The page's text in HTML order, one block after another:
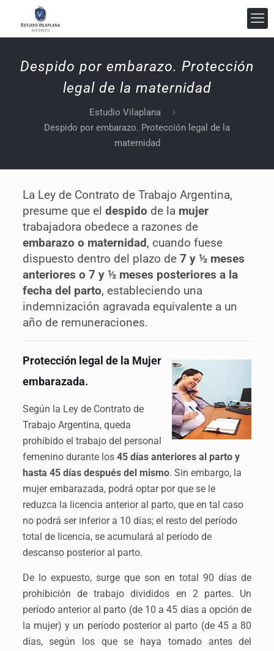
Despido por embarazo. Protección
legal de la maternidad
Estudio Vilaplana
Despido por embarazo. Protección legal de la
maternidad
La Ley de Contrato de Trabajo Argentina,
presume que el despido de la mujer
trabajadora obedece a razones de
embarazo o maternidad, cuando fuese
dispuesto dentro del plazo de 7 y ½ meses
anteriores o 7 y ½ meses posteriores a la
fecha del parto, estableciendo una
indemnización agravada equivalente a un
año de remuneraciones.
Protección legal de la Mujer
embarazada.
Según la Ley de Contrato de
Trabajo Argentina, queda
prohibido el trabajo del personal
femenino durante los 45 días anteriores al parto y
hasta 45 días después del mismo. Sin embargo, la
mujer embarazada, podrá optar por que se le
reduzca la licencia anterior al parto, que en tal caso
no podrá ser inferior a 10 días; el resto del período
total de licencia, se acumulará al período de
descanso posterior al parto.
De lo expuesto, surge que son en total 90 días de
prohibición de trabajo divididos en 2 partes. Un
período anterior al parto (de 10 a 45 días a opción de
la mujer) y un período posterior al parto (de 45 a 80
días, según los que se haya tomado antes del
Estudio Vilaplana Abogados